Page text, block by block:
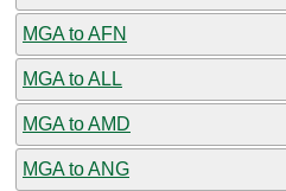
MGA to AFN
MGA to ALL
MGA to AMD
MGA to ANG